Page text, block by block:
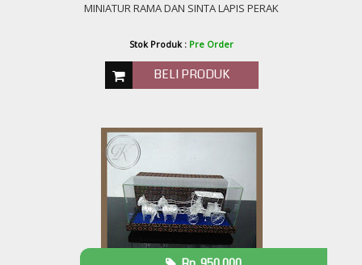
MINIATUR RAMA DAN SINTA LAPIS PERAK
Stok Produk : Pre Order
BELI PRODUK